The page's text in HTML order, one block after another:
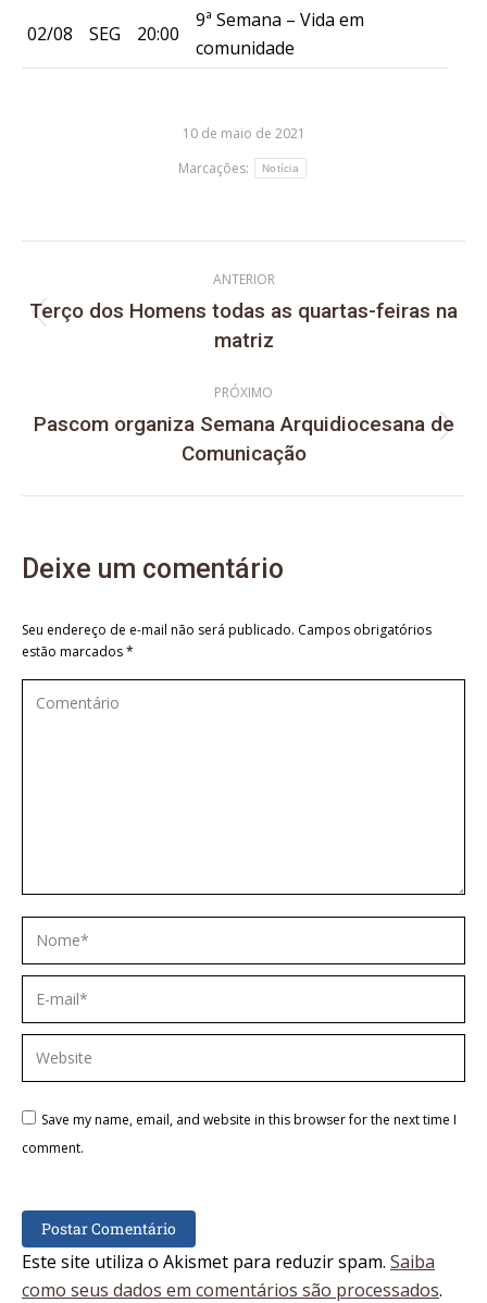
02/08 SEG 20:00
9ª Semana – Vida em
comunidade
10 de maio de 2021
Marcações:
Notícia
ANTERIOR
Terço dos Homens todas as quartas-feiras na
matriz
PRÓXIMO
Pascom organiza Semana Arquidiocesana de
Comunicação
Deixe um comentário
Seu endereço de e-mail não será publicado. Campos obrigatórios
estão marcados*
Comentário
Nome *
E-mail *
Website
Save my name, email, and website in this browser for the next time I
comment.
Postar Comentário
Este site utiliza o Akismet para reduzir spam. Saiba
como seus dados em comentários são processados.